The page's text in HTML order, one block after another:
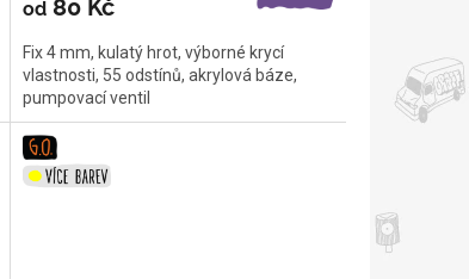
od80 Kč
Fix 4 mm, kulatý hrot, výborné krycí
vlastnosti, 55 odstínů, akrylová báze,
pumpovací ventil